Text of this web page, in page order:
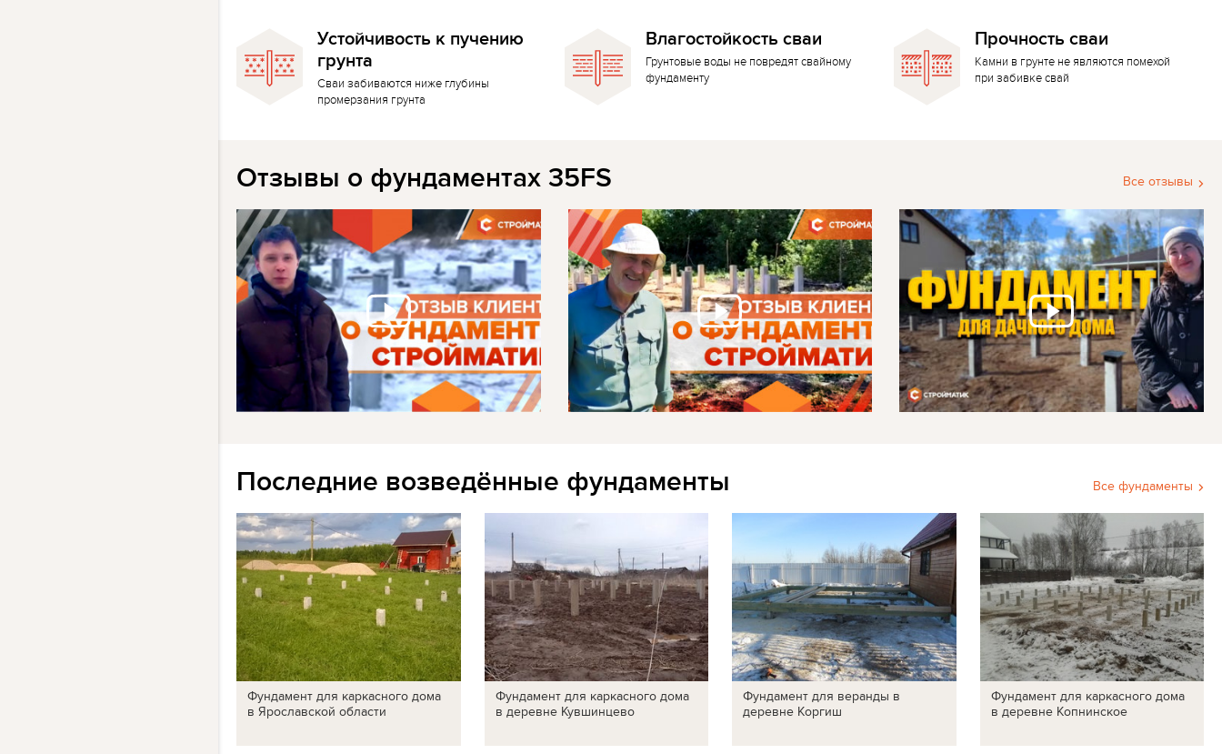
Устойчивость к пучению
грунта
Сваи забиваются ниже глубины
промерзания грунта
Влагостойкость сваи
Грунтовые воды не повредят свайному
фундаменту
Прочность сваи
Камни в грунте не являются помехой
при забивке свай
Все отзывы
Отзывы о фундаментах 35FS
Все фундаменты
Последние возведённые фундаменты
Фундамент для каркасного дома
в Ярославской области
Фундамент для каркасного дома
в деревне Кувшинцево
Фундамент для веранды в
деревне Коргиш
Фундамент для каркасного дома
в деревне Копнинское